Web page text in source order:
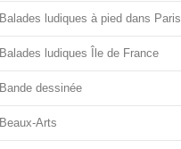
Balades ludiques à pied dans Paris
Balades ludiques Île de France
Bande dessinée
Beaux-Arts